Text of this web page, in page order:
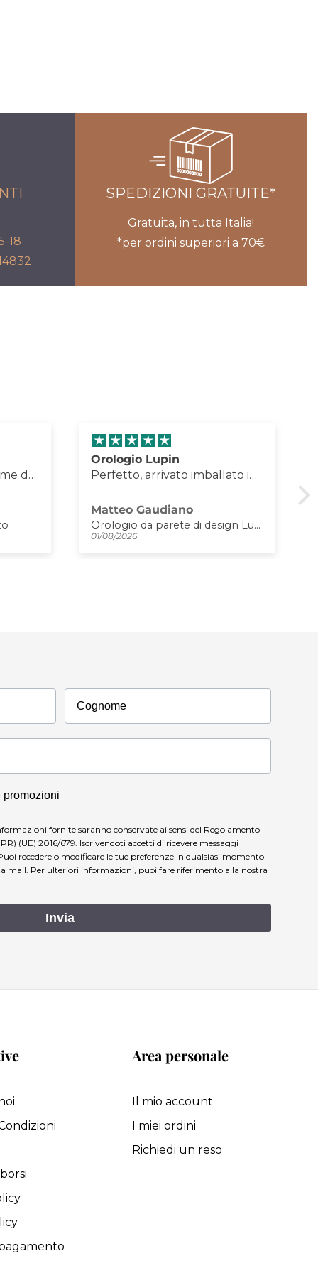
18
SPEDIZIONI GRATUITE*
Gratuita, in tutta Italia!
*per ordini superiori a 70€
in
Orologio stupendo come da
descrizione
Federica Roseto
Orologio da parete particolare Butterfly Flowers piccolo
31/07/2026
Cognome
promozioni
fornite saranno conservate ai sensi del Regolamento
(UE) 2016/679. Iscrivendoti accetti di ricevere messaggi
recedere o modificare le tue preferenze in qualsiasi momento
mail. Per ulteriori informazioni, puoi fare riferimento alla nostra
Invia
Area personale
Il mio account
I miei ordini
Richiedi un reso